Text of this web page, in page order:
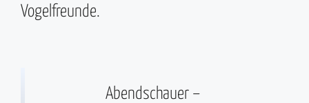
Vogelfreunde.
Abendschauer –